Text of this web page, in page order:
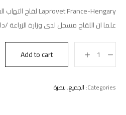
علما ان اللقاح مسجل لدى وزارة الزراعة /دائرة
Add to cart
Categories: الجميع,بيطرة